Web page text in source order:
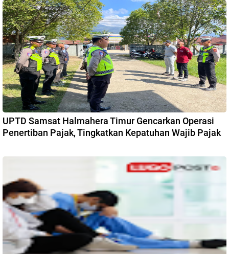
UPTD Samsat Halmahera Timur Gencarkan Operasi
Penertiban Pajak, Tingkatkan Kepatuhan Wajib Pajak